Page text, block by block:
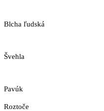
Blcha ľudská
Švehla
Pavúk
Roztoče